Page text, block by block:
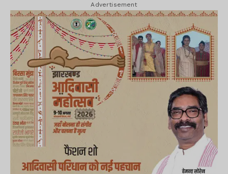
Advertisement